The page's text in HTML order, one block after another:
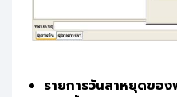
รายการวันลาหยุดขอ